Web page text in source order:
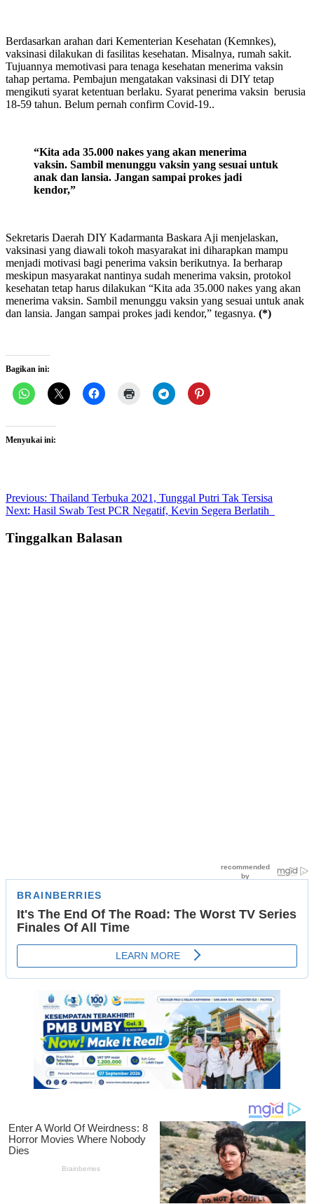
Berdasarkan arahan dari Kementerian Kesehatan (Kemnkes),
vaksinasi dilakukan di fasilitas kesehatan. Misalnya, rumah sakit.
Tujuannya memotivasi para tenaga kesehatan menerima vaksin
tahap pertama. Pembajun mengatakan vaksinasi di DIY tetap
mengikuti syarat ketentuan berlaku. Syarat penerima vaksin berusia
18-59 tahun. Belum pernah confirm Covid-19..
“Kita ada 35.000 nakes yang akan menerima
vaksin. Sambil menunggu vaksin yang sesuai untuk
anak dan lansia. Jangan sampai prokes jadi
kendor,”
Sekretaris Daerah DIY Kadarmanta Baskara Aji menjelaskan,
vaksinasi yang diawali tokoh masyarakat ini diharapkan mampu
menjadi motivasi bagi penerima vaksin berikutnya. Ia berharap
meskipun masyarakat nantinya sudah menerima vaksin, protokol
kesehatan tetap harus dilakukan “Kita ada 35.000 nakes yang akan
menerima vaksin. Sambil menunggu vaksin yang sesuai untuk anak
dan lansia. Jangan sampai prokes jadi kendor,” tegasnya. (*)
Bagikan ini:
Menyukai ini:
Post
navigation
Previous: Thailand Terbuka 2021, Tunggal Putri Tak Tersisa
Next: Hasil Swab Test PCR Negatif, Kevin Segera Berlatih
Tinggalkan Balasan